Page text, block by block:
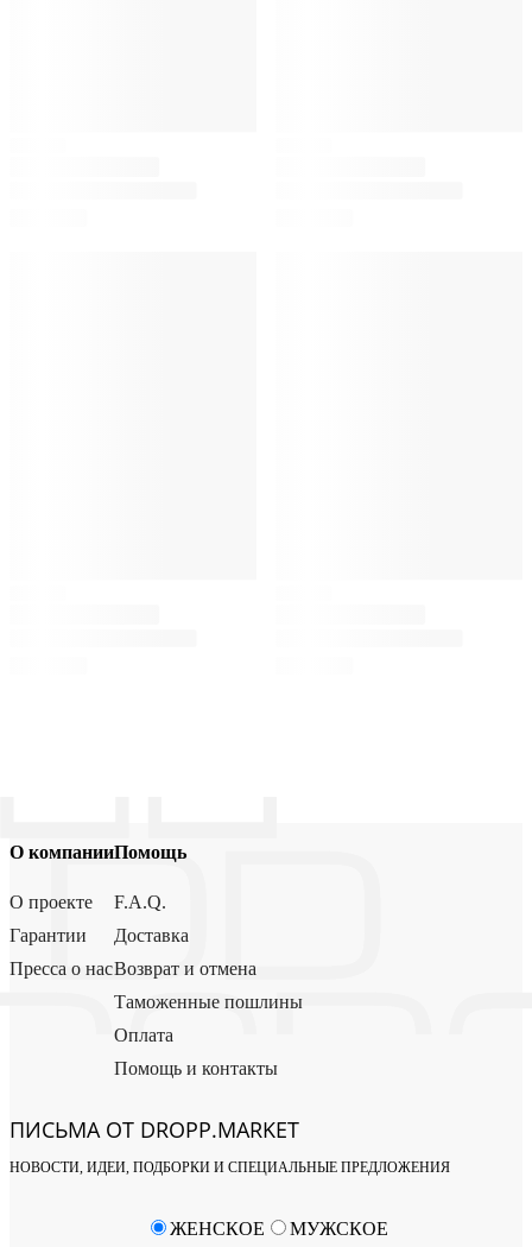
О компании
О проекте
Гарантии
Пресса о нас
Помощь
F.A.Q.
Доставка
Возврат и отмена
Таможенные пошлины
Оплата
Помощь и контакты
ПИСЬМА ОТ DROPP.MARKET
НОВОСТИ, ИДЕИ, ПОДБОРКИ И СПЕЦИАЛЬНЫЕ ПРЕДЛОЖЕНИЯ
ЖЕНСКОЕ МУЖСКОЕ